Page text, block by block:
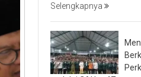
Selengkapnya